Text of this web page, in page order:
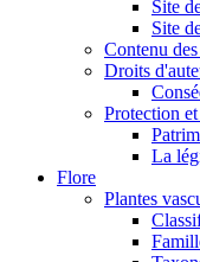
Site
Site
Contenu
Droits
Protection
La
Flore
Plantes